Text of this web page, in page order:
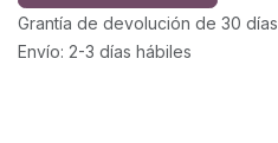
Grantía de devolución de 30 días
Envío: 2-3 días hábiles